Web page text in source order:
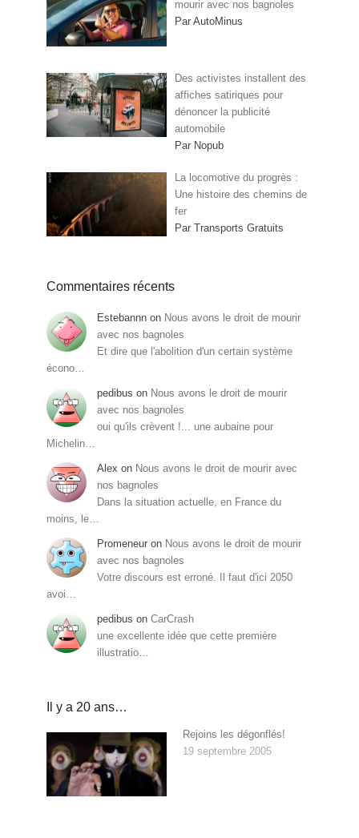
mourir avec nos bagnoles
Par AutoMinus
Des activistes installent des
affiches satiriques pour
dénoncer la publicité
automobile
Par Nopub
La locomotive du progrès :
Une histoire des chemins de
fer
Par Transports Gratuits
Commentaires récents
Estebannn on Nous avons le droit de mourir
avec nos bagnoles
Et dire que l'abolition d'un certain système
écono…
pedibus on Nous avons le droit de mourir
avec nos bagnoles
oui qu'ils crèvent !... une aubaine pour
Michelin…
Alex on Nous avons le droit de mourir avec
nos bagnoles
Dans la situation actuelle, en France du
moins, le…
Promeneur on Nous avons le droit de mourir
avec nos bagnoles
Votre discours est erroné. Il faut d'ici 2050
avoi…
pedibus on CarCrash
une excellente idée que cette première
illustratio…
Il y a 20 ans…
Rejoins les dégonflés!
19 septembre 2005